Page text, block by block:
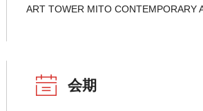
ART TOWER MITO CONTEMPORARY
会期